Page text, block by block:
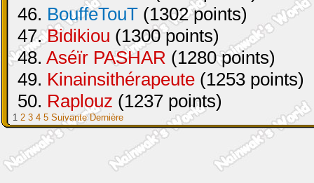
46. BouffeTouT (1302 points)
47.Bidikiou (1300 points)
48. Aséïr PASHAR (1280 points)
49. Kinainsithérapeute (1253 points)
50. Raplouz (1237 points)
1 2 3 4 5 Suivante Dernière